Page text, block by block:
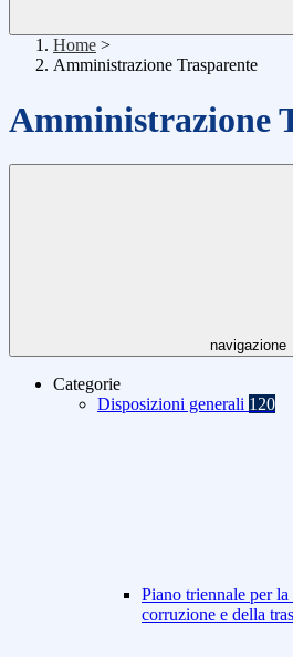
Home >
Amministrazione Trasparente
Amministrazione
navigazione
Categorie
Disposizioni generali 120
Piano triennale per
corruzione e della